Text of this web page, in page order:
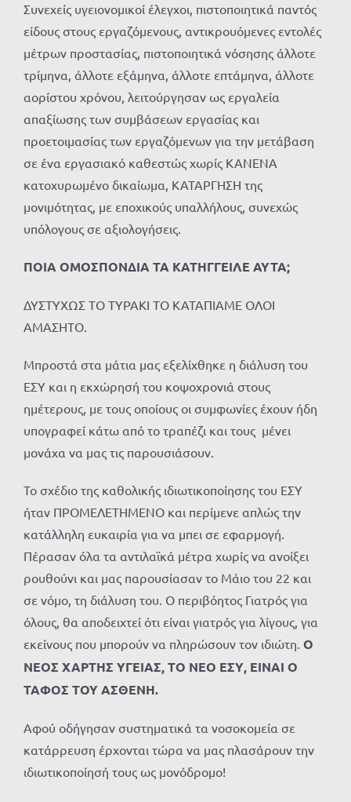
Συνεχείς υγειονομικοί έλεγχοι, πιστοποιητικά παντός
είδους στους εργαζόμενους, αντικρουόμενες εντολές
μέτρων προστασίας, πιστοποιητικά νόσησης άλλοτε
τρίμηνα, άλλοτε εξάμηνα, άλλοτε επτάμηνα, άλλοτε
αορίστου χρόνου, λειτούργησαν ως εργαλεία
απαξίωσης των συμβάσεων εργασίας και
προετοιμασίας των εργαζόμενων για την μετάβαση
σε ένα εργασιακό καθεστώς χωρίς ΚΑΝΕΝΑ
κατοχυρωμένο δικαίωμα, ΚΑΤΑΡΓΗΣΗ της
μονιμότητας, με εποχικούς υπαλλήλους, συνεχώς
υπόλογους σε αξιολογήσεις.
ΠΟΙΑ ΟΜΟΣΠΟΝΔΙΑ ΤΑ ΚΑΤΗΓΓΕΙΛΕ ΑΥΤΑ;
ΔΥΣΤΥΧΩΣ ΤΟ ΤΥΡΑΚΙ ΤΟ ΚΑΤΑΠΙΑΜΕ ΟΛΟΙ
ΑΜΑΣΗΤΟ.
Μπροστά στα μάτια μας εξελίχθηκε η διάλυση του
ΕΣΥ και η εκχώρησή του κοψοχρονιά στους
ημέτερους, με τους οποίους οι συμφωνίες έχουν ήδη
υπογραφεί κάτω από το τραπέζι και τους μένει
μονάχα να μας τις παρουσιάσουν.
Το σχέδιο της καθολικής ιδιωτικοποίησης του ΕΣΥ
ήταν ΠΡΟΜΕΛΕΤΗΜΕΝΟ και περίμενε απλώς την
κατάλληλη ευκαιρία για να μπει σε εφαρμογή.
Πέρασαν όλα τα αντιλαϊκά μέτρα χωρίς να ανοίξει
ρουθούνι και μας παρουσίασαν το Μάιο του 22 και
σε νόμο, τη διάλυση του. Ο περιβόητος Γιατρός για
όλους, θα αποδειχτεί ότι είναι γιατρός για λίγους, για
εκείνους που μπορούν να πληρώσουν τον ιδιώτη. Ο
ΝΕΟΣ ΧΑΡΤΗΣ ΥΓΕΙΑΣ, ΤΟ ΝΕΟ ΕΣΥ, ΕΙΝΑΙ Ο
ΤΑΦΟΣ ΤΟΥ ΑΣΘΕΝΗ.
Αφού οδήγησαν συστηματικά τα νοσοκομεία σε
κατάρρευση έρχονται τώρα να μας πλασάρουν την
ιδιωτικοποίησή τους ως μονόδρομο!